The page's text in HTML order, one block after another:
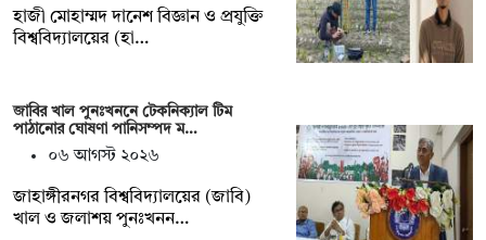
হাজী মোহাম্মদ দানেশ বিজ্ঞান ও প্রযুক্তি
বিশ্ববিদ্যালয়ের (হা…
জাবির খাল পুনঃখননে টেকনিক্যাল টিম
পাঠানোর ঘোষণা পানিসম্পদ ম…
০৬ আগস্ট ২০২৬
‎‎জাহাঙ্গীরনগর বিশ্ববিদ্যালয়ের (জাবি)
খাল ও জলাশয় পুনঃখনন…